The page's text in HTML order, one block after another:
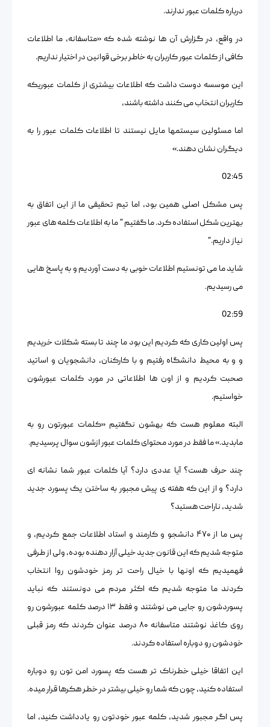
درباره کلمات عبور ندارند.
در واقع، در گزارش آن ها نوشته شده که «متاسفانه، ما اطلاعات
کافی از کلمات عبور کاربران به خاطر برخی قوانین در اختیار نداریم.
این موسسه دوست داشت که اطلاعات بیشتری از کلمات عبوریکه
کاربران انتخاب می کنند داشته باشند،
اما مسئولین سیستمها مایل نیستند تا اطلاعات کلمات عبور را به
دیگران نشان دهند.»
02:45
پس مشکل اصلی همین بود، اما تیم تحقیقی ما از این اتفاق به
بهترین شکل استفاده کرد. ما گفتیم ” ما به اطلاعات کلمه های عبور
نیاز داریم.”
شاید ما می تونستیم اطلاعات خوبی به دست آوردیم و به پاسخ هایی
می رسیدیم.
02:59
پس اولین کاری که کردیم این بود ما چند تا بسته شکلات خریدیم
و و به محیط دانشگاه رفتیم و با کارکنان، دانشجویان و اساتید
صحبت کردیم و از اون ها اطلاعاتی در مورد کلمات عبورشون
خواستیم.
البته معلوم هست که بهشون نگفتیم «کلمات عبورتون رو به
مابدید.» ما فقط در مورد محتوای کلمات عبور ازشون سوال پرسیدیم.
چند حرف هست؟ آیا عددی دارد؟ آیا کلمات عبور شما نشانه ای
دارد؟ و از این که هفته ی پیش مجبور به ساختن یک پسورد جدید
شدید، ناراحت هستید؟
پس ما از ۴۷۰ دانشجو و کارمند و استاد اطلاعات جمع کردیم، و
متوجه شدیم که این قانون جدید خیلی آزار دهنده بوده، ولی از طرفی
فهمیدیم که اونها با خیال راحت تر رمز خودشون روا انتخاب
کردند ما متوجه شدیم که اکثر مردم می دونستند که نباید
پسوردشون رو جایی می نوشتند و فقط ۱۳ درصد کلمه عبورشون رو
روی کاغذ نوشتند متاسفانه ۸۰ درصد عنوان کردند که رمز قبلی
خودشون رو دوباره استفاده کردند.
این اتفاقا خیلی خطرناک تر هست که پسورد امن تون رو دوباره
استفاده کنید، چون که شما رو خیلی بیشتر در خطر هکرها قرار میده.
پس اگر مجبور شدید، کلمه عبور خودتون رو یادداشت کنید، اما